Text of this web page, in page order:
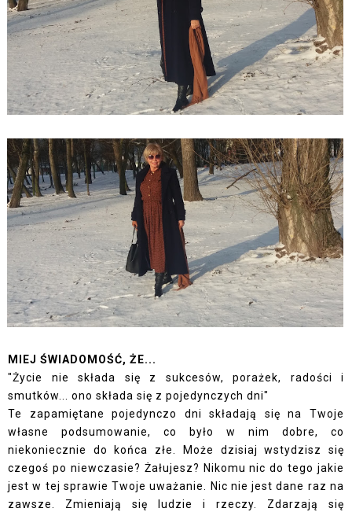
MIEJ ŚWIADOMOŚĆ, ŻE...
"Życie nie składa się z sukcesów, porażek, radości i
smutków... ono składa się z pojedynczych dni"
Te zapamiętane pojedynczo dni składają się na Twoje
własne podsumowanie, co było w nim dobre, co
niekoniecznie do końca złe. Może dzisiaj wstydzisz się
czegoś po niewczasie? Żałujesz? Nikomu nic do tego jakie
jest w tej sprawie Twoje uważanie. Nic nie jest dane raz na
zawsze. Zmieniają się ludzie i rzeczy. Zdarzają się